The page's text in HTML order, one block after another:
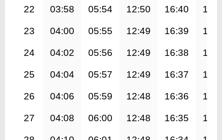
22 03:58 05:54 12:50 16:40
23 04:00 05:55 12:49 16:39
24 04:02 05:56 12:49 16:38
25 04:04 05:57 12:49 16:37
26 04:06 05:59 12:48 16:36
27 04:08 06:00 12:48 16:35